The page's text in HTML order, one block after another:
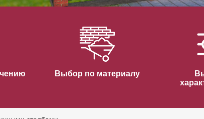
Готовые заборы
Быстровозводимые заборы
Выбор по материалу